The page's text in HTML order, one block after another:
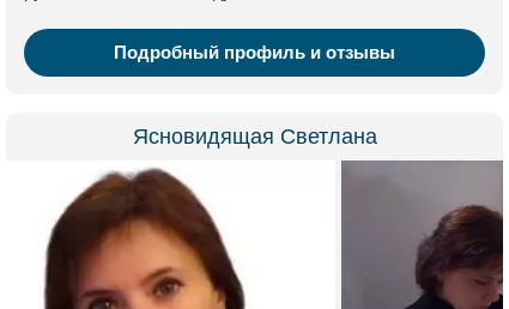
Подробный профиль и отзывы
Ясновидящая Светлана